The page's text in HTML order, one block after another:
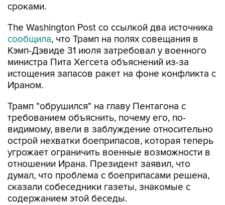
сроками.
The Washington Post со ссылкой два источника
сообщила, что Трамп на полях совещания в
Кэмп-Дэвиде 31 июля затребовал у военного
министра Пита Хегсета объяснений из-за
истощения запасов ракет на фоне конфликта с
Ираном.
Трамп "обрушился" на главу Пентагона с
требованием объяснить, почему его, по-
видимому, ввели в заблуждение относительно
острой нехватки боеприпасов, которая теперь
угрожает ограничить военные возможности в
отношении Ирана. Президент заявил, что
думал, что проблема с боеприпасами решена,
сказали собеседники газеты, знакомые с
содержанием этой беседы.